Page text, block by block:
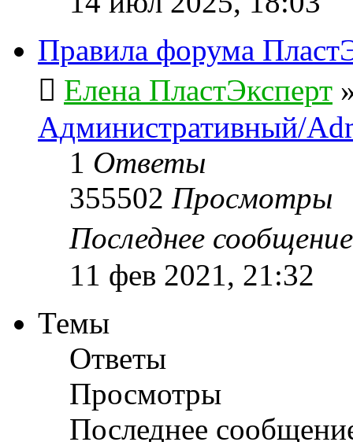
Правила форума
Елена ПластЭксперт
Административный/
1 Ответы
355502 Просмотры
Последнее
11 фев 2021, 21:32
Темы
Ответы
Просмотры
Последнее